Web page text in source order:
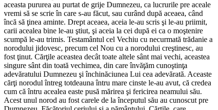
aceasta pururea au purtat de grije Dumnezeu, ca lucrurile pre aceale
vremi să se scrie în care s-au făcut, sau curând după aceaea, când
încă să ţinea aminte. Drept aceaea, aceia le-au scris şi le-au priimit,
carii acealea bine le-au ştiut, şi aceia la cei după ei ca o moştenire
scumpă le-au trimis. Testamântul cel Vechiu cu necurmată trădanie a
norodului jidovesc, precum cel Nou cu a norodului creştinesc, au
fost ţinut. Cărţile aceastea decât toate altele sânt mai vechi, aceastea
singure sânt din toată vechimea, din care învăţăm cunoştinţa
adevăratului Dumnezeu şi închinăciunea Lui cea adevărată. Aceaste
cărţi norodul întreg totdeauna întru mare cinste le-au avut, că credea
cum că întru acealea easte pusă mărirea şi fericirea neamului său.
Acest unul norod au fost carele de la începutul său au cunoscut pre